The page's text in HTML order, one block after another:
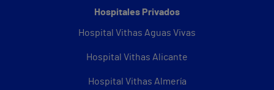
Hospitales Privados
Hospital Vithas Aguas Vivas
Hospital Vithas Alicante
Hospital Vithas Almería